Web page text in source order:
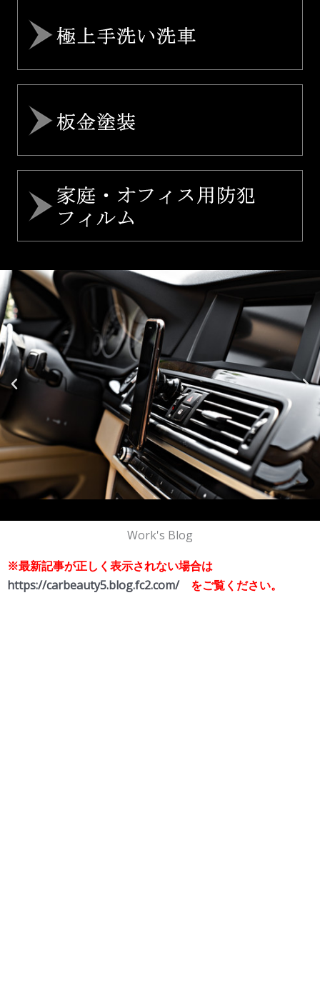
Work's Blog
※最新記事が正しく表示されない場合は
https://carbeauty5.blog.fc2.com/をご覧ください。